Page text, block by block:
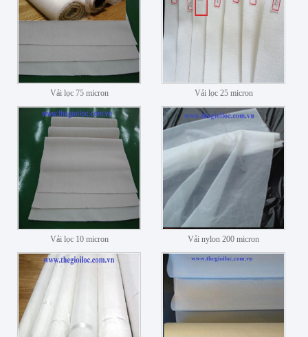
Vải lọc 75 micron Vải lọc 25 micron
Vải lọc 10 micron Vải nylon 200 micron